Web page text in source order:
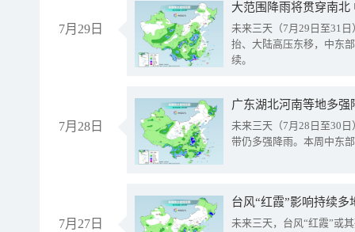
7月29日
大范围降雨将贯穿南
未来三天（7月29日至31
抬、大陆高压东移，中东
续。
7月28日
广东湖北河南等地多
未来三天（7月28日至30
带仍多强降雨。本周中东
7月27日
台风“红霞”影响持续
未来三天，台风“红霞”或